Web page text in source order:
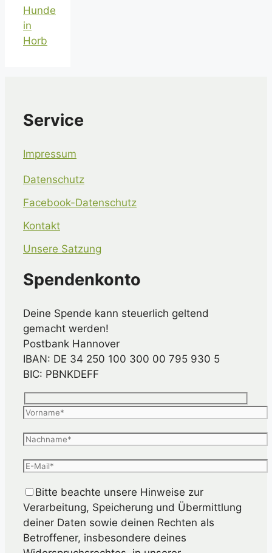
Hunde
in
Horb
Service
Impressum
Datenschutz
Facebook-Datenschutz
Kontakt
Unsere Satzung
Spendenkonto
Deine Spende kann steuerlich geltend
gemacht werden!
Postbank Hannover
IBAN: DE 34 250 100 300 00 795 930 5
BIC: PBNKDEFF
Bitte beachte unsere Hinweise zur
Verarbeitung, Speicherung und Übermittlung
deiner Daten sowie deinen Rechten als
Betroffener, insbesondere deines